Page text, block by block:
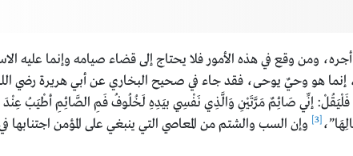
ومن وقع في هذه الأمور فلا يحتاج إلى قضاء صيامه وإنما عليه
إنما هو وحيٌ يوحى، فقد جاء في صحيح البخاري عن أبي هريرة رضي
إنِّي صَائِمٌ مَرَّتَيْنِ وَالَّذِي نَفْسِي بيَدِهِ لَخُلُوفُ فَمِ الصَّائِمِ أطْيَبُ عِنْدَ
[3]
وإن السب والشتم من المعاصي التي ينبغي على المؤمن